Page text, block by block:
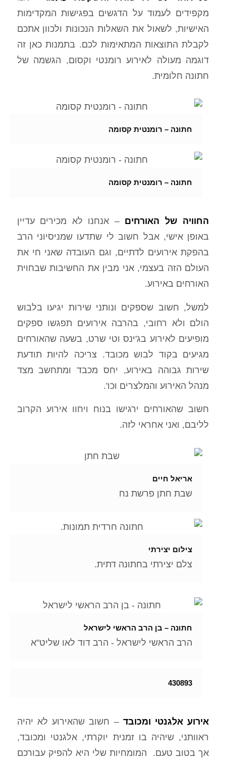
מקפידים לעמוד על הדגשים בפגישות המקדימות
האישיות, לשאול את השאלות הנכונות ולכוון אתכם
לקבלת התוצאות המתאימות לכם. בתמנות כאן זה
דוגמה מעולה לאירוע רומנטי וקסום, הגשמה של
חתונה חלומית.
חתונה – רומנטית קסומה
חתונה – רומנטית קסומה
החוויה של האורחים – אנחנו לא מכירים עדיין
באופן אישי, אבל חשוב לי שתדעו שמניסיוני הרב
בהפקת אירועים לדתיים, וגם העובדה שאני חי את
העולם הזה בעצמי, אני מבין את החשיבות שבחוית
האורחים באירוע.
למשל, חשוב שספקים ונותני שירות יגיעו בלבוש
הולם ולא רחובי, בהרבה אירועים תפגשו ספקים
מופיעים לאירוע בג'ינס וטי שרט, בשעה שהאורחים
מגיעים בקוד לבוש מכובד. צריכה להיות תודעת
שירות גבוהה באירוע, יחס מכבד ומתחשב מצד
מנהל האירוע והמלצרים וכו'.
חשוב שהאורחים ירגישו בנוח ויחוו אירוע הקרוב
לליבם, ואני אחראי לזה.
אריאל חיים
שבת חתן פרשת נח
צילום יצירתי
צלם יצירתי בחתונה דתית.
חתונה – בן הרב הראשי לישראל
הרב הראשי לישראל - הרב דוד לאו שליט"א
430893
אירוע אלגנטי ומכובד – חשוב שהאירוע לא יהיה
ראוותני, שיהיה בו זמנית יוקרתי, אלגנטי ומכובד,
אך בטוב טעם. המומחיות שלי היא להפיק עבורכם